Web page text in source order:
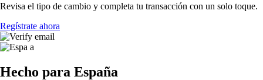
Revisa el tipo de cambio y completa tu transacción con un solo toque.
Regístrate ahora
Hecho para España